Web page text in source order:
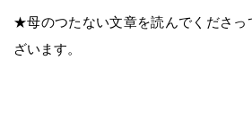
★母のつたない文章を読んでくださっ
ざいます。